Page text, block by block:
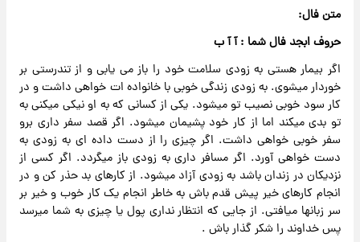
متن فال:
حروف ابجد فال شما : آ آ ب
اگر بیمار هستی به زودی سلامت خود را باز می یابی و از تندرستی بر
خوردار میشوی. به زودی زندگی خوبی با خانواده ات خواهی داشت و در
کار سود خوبی نصیب تو میشود. یکی از کسانی که به او نیکی میکنی به
تو بدی میکند اما از کار خود پشیمان میشود. اگر قصد سفر داری برو
سفر خوبی خواهی داشت. اگر چیزی را از دست داده ای به زودی به
دست خواهی آورد. اگر مسافر داری به زودی باز میگردد. اگر کسی از
نزدیکان در زندان باشد به زودی آزاد میشود. از کارهای بد حذر کن و در
انجام کارهای خیر پیش قدم باش به خاطر انجام یک کار خوب و خیر بر
سر زبانها میافتی. از جایی که انتظار نداری پول یا چیزی به شما میرسد
پس خداوند را شکر گذار باش .